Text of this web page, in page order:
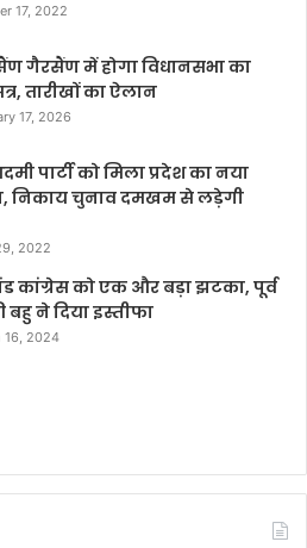
17, 2022
गैरसैंण में होगा विधानसभा का
तारीखों का ऐलान
17, 2026
पार्टी को मिला प्रदेश का नया
निकाय चुनाव दमखम से लड़ेगी
2022
कांग्रेस को एक और बड़ा झटका, पूर्व
बहु ने दिया इस्तीफा
16, 2024